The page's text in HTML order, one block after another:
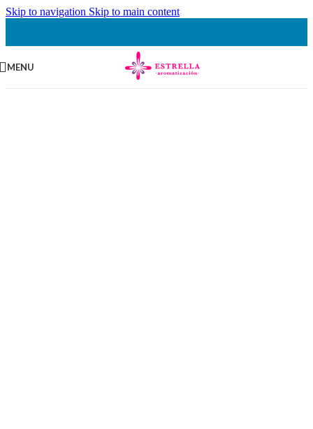
Skip to navigation Skip to main content
MENU